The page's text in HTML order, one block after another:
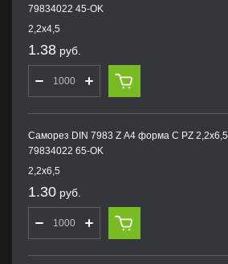
79834022 45-OK
2,2х4,5
1.38 руб.
Саморез DIN 7983 Z А4 форма С PZ 2,2х6,5
79834022 65-OK
2,2х6,5
1.30 руб.